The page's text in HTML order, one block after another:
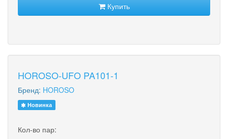
Купить
HOROSO-UFO PA101-1
Бренд: HOROSO
Новинка
Кол-во пар: